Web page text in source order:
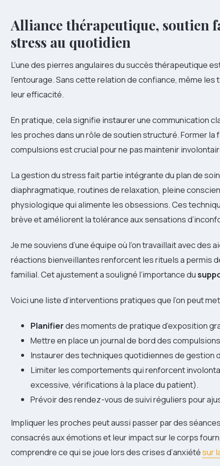
Alliance thérapeutique, soutien
stress au quotidien
L’une des pierres angulaires du succès thérapeutique est
l’entourage. Sans cette relation de confiance, même
leur efficacité.
En pratique, cela signifie instaurer une communication
les proches dans un rôle de soutien structuré. Former
compulsions est crucial pour ne pas maintenir
La gestion du stress fait partie intégrante du plan de
diaphragmatique, routines de relaxation, pleine
physiologique qui alimente les obsessions. Ces
brève et améliorent la tolérance aux sensations
Je me souviens d’une équipe où l’on travaillait avec
réactions bienveillantes renforcent les rituels a permis
familial. Cet ajustement a souligné l’importance du
Voici une liste d’interventions pratiques que l’on peut
Planifierdes moments de pratique d’exposition
Mettre en place un journal de bord des
Instaurer des techniques quotidiennes de
Limiter les comportements qui renforcent
excessive, vérifications à la place du patient).
Prévoir des rendez-vous de suivi réguliers pour
Impliquer les proches peut aussi passer par des
consacrés aux émotions et leur impact sur le corps
comprendre ce qui se joue lors des crises d’anxiétésur